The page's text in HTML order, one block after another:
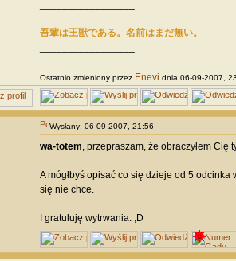
吾輩は王獣である。名前はまだ無い。
Ostatnio zmieniony przez Enevi dnia 06-09-2007,
Wysłany: 06-09-2007, 21:56
wa-totem, przepraszam, że obraczyłem Cię
A mógłbyś opisać co się dzieje od 5
się nie chce.
I gratuluję wytrwania. ;D